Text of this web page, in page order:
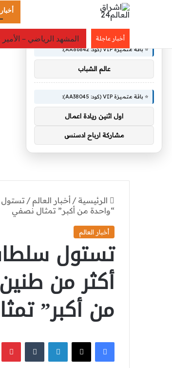
أخبار عاجلة قيادة التحالف تقدم
الرئيسية / أخبار العالم / تستول
“واحدة من أكبر” تمثال نصفي
أخبار العالم
تستول
أكثر من
من أكبر”
فيسبوك
‫X لينكدإن
⭐ باقة متميزة VIP (كود: AA86842):
عالم الشباب
⭐ باقة متميزة VIP (كود: AA38045):
اول اثنين ريادة اعمال
مشاركة ارباح ادسنس